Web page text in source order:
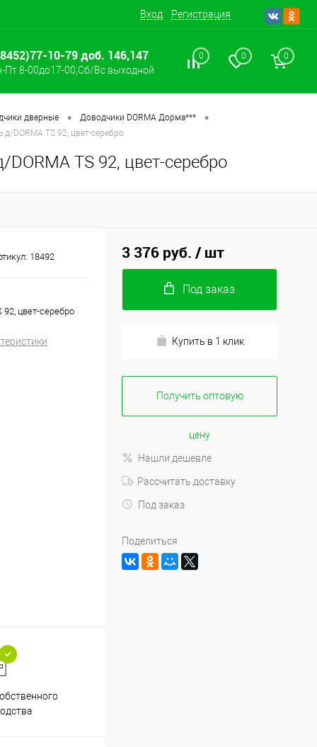
Вход Регистрация
10-79 доб. 146,147
Пт 8-00до17-00,Сб/Вс выходной
0 0 0
дверные • Доводчики DORMA Дорма*** •
DORMA TS 92, цвет-серебро
TS 92, цвет-серебро
18492
цвет-серебро
3 376 руб. / шт
Под заказ
Купить в 1 клик
Получить оптовую
цену
Нашли дешевле
Рассчитать доставку
Под заказ
Поделиться